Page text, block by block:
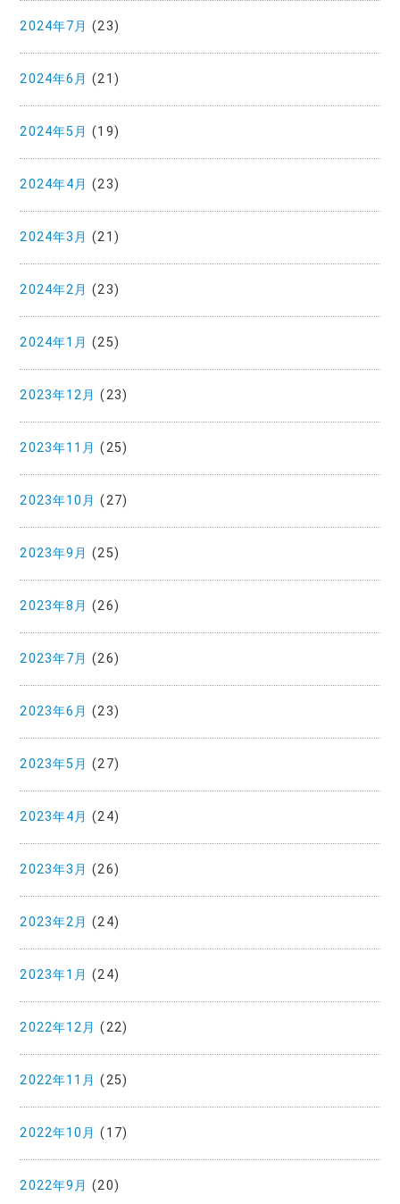
2024年7月 (23)
2024年6月 (21)
2024年5月 (19)
2024年4月 (23)
2024年3月 (21)
2024年2月 (23)
2024年1月 (25)
2023年12月 (23)
2023年11月 (25)
2023年10月 (27)
2023年9月 (25)
2023年8月 (26)
2023年7月 (26)
2023年6月 (23)
2023年5月 (27)
2023年4月 (24)
2023年3月 (26)
2023年2月 (24)
2023年1月 (24)
2022年12月 (22)
2022年11月 (25)
2022年10月 (17)
2022年9月 (20)